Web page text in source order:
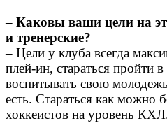
– Каковы ваши цели на
и тренерские?
– Цели у клуба всегда
плей-ин, стараться пройти
воспитывать свою
есть. Стараться как можно
хоккеистов на уровень